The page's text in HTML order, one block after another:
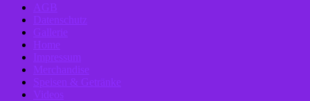
AGB
Datenschutz
Gallerie
Home
Impressum
Merchandise
Speisen & Getränke
Videos